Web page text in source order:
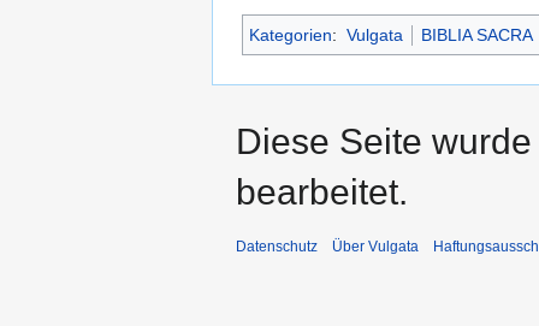
Kategorien: Vulgata BIBLIA SACRA
Diese Seite
bearbeitet.
Datenschutz Über Vulgata